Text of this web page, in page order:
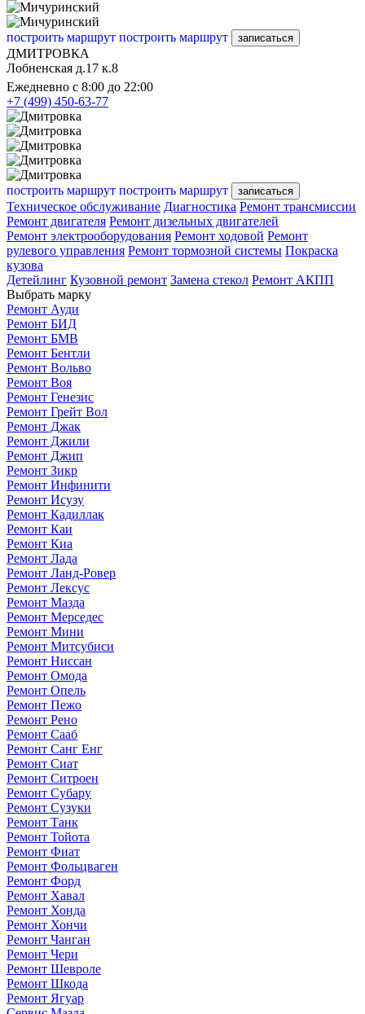
построить маршрут построить маршрут записаться
ДМИТРОВКА
Лобненская д.17 к.8
Ежедневно с 8:00 до 22:00
+7 (499) 450-63-77
построить маршрут построить маршрут записаться
Техническое обслуживание Диагностика Ремонт трансмиссии
Ремонт двигателя Ремонт дизельных двигателей
Ремонт электрооборудования Ремонт ходовой Ремонт
рулевого управления Ремонт тормозной системы Покраска
кузова
Детейлинг Кузовной ремонт Замена стекол Ремонт АКПП
Выбрать марку
Ремонт Ауди
Ремонт БИД
Ремонт БМВ
Ремонт Бентли
Ремонт Вольво
Ремонт Воя
Ремонт Генезис
Ремонт Грейт Вол
Ремонт Джак
Ремонт Джили
Ремонт Джип
Ремонт Зикр
Ремонт Инфинити
Ремонт Исузу
Ремонт Кадиллак
Ремонт Каи
Ремонт Киа
Ремонт Лада
Ремонт Ланд-Ровер
Ремонт Лексус
Ремонт Мазда
Ремонт Мерседес
Ремонт Мини
Ремонт Митсубиси
Ремонт Ниссан
Ремонт Омода
Ремонт Опель
Ремонт Пежо
Ремонт Рено
Ремонт Сааб
Ремонт Санг Енг
Ремонт Сиат
Ремонт Ситроен
Ремонт Субару
Ремонт Сузуки
Ремонт Танк
Ремонт Тойота
Ремонт Фиат
Ремонт Фольцваген
Ремонт Форд
Ремонт Хавал
Ремонт Хонда
Ремонт Хончи
Ремонт Чанган
Ремонт Чери
Ремонт Шевроле
Ремонт Шкода
Ремонт Ягуар